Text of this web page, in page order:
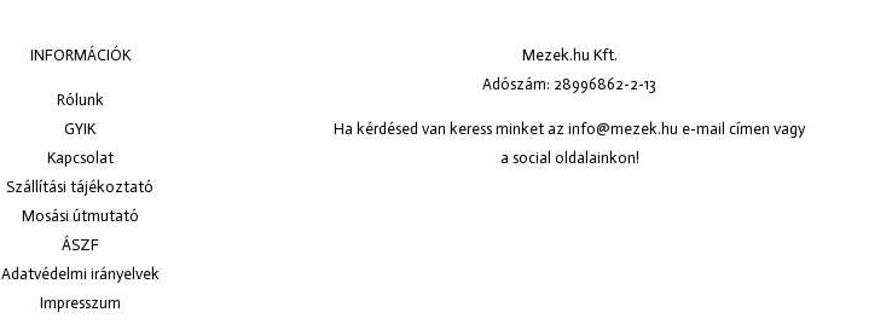
INFORMÁCIÓK
Rólunk
GYIK
Kapcsolat
Szállítási tájékoztató
Mosási útmutató
ÁSZF
Adatvédelmi irányelvek
Impresszum
Mezek.hu Kft.
Adószám: 28996862-2-13
Ha kérdésed van keress minket az info@mezek.hu e-mail címen vagy
a social oldalainkon!